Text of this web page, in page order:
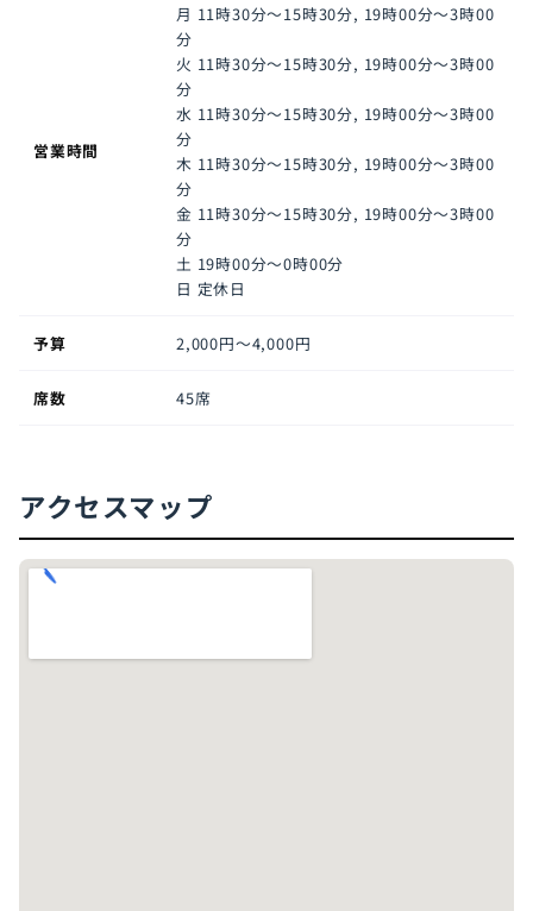
営業時間
月 11時30分～15時30分, 19時00分～3時00
分
火 11時30分～15時30分, 19時00分～3時00
分
水 11時30分～15時30分, 19時00分～3時00
分
木 11時30分～15時30分, 19時00分～3時00
分
金 11時30分～15時30分, 19時00分～3時00
分
土 19時00分～0時00分
日 定休日
予算 2,000円〜4,000円
席数 45席
アクセスマップ